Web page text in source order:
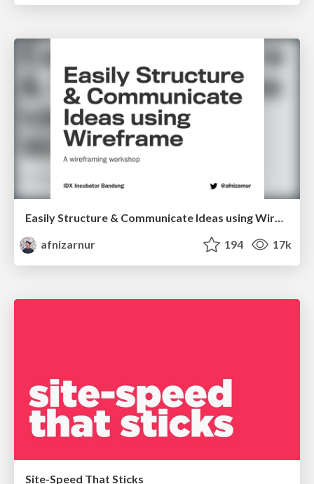
Easily Structure & Communicate Ideas using Wireframe
afnizarnur
194 17k
Site-Speed That Sticks